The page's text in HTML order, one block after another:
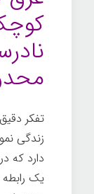
تفکر
زندگی
دارد که
یک رابطه